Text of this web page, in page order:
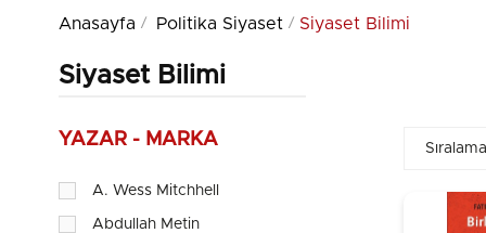
Anasayfa Politika Siyaset Siyaset Bilimi
Siyaset Bilimi
YAZAR - MARKA
A. Wess Mitchhell
Abdullah Metin